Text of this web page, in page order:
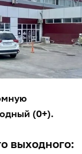
(0+).
выходного: